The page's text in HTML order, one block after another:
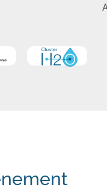
plus sur Agence du
En savoir plus sur